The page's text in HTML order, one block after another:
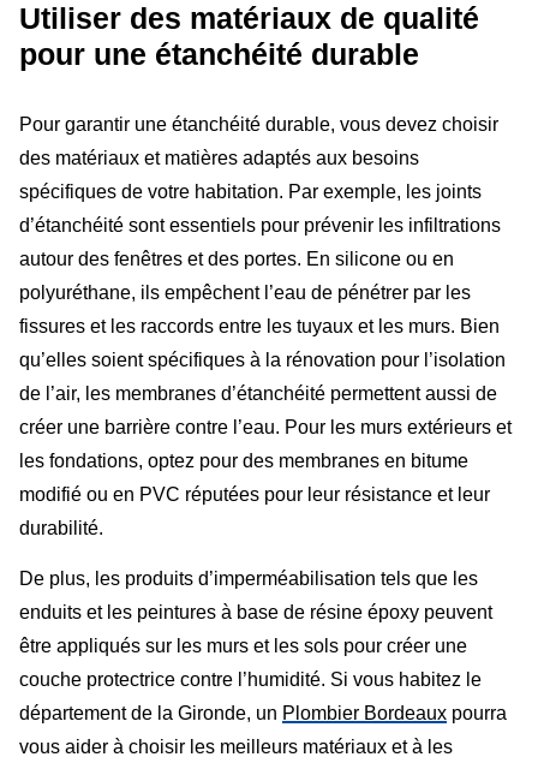
Utiliser des matériaux de qualité
pour une étanchéité durable
Pour garantir une étanchéité durable, vous devez choisir
des matériaux et matières adaptés aux besoins
spécifiques de votre habitation. Par exemple, les joints
d’étanchéité sont essentiels pour prévenir les infiltrations
autour des fenêtres et des portes. En silicone ou en
polyuréthane, ils empêchent l’eau de pénétrer par les
fissures et les raccords entre les tuyaux et les murs. Bien
qu’elles soient spécifiques à la rénovation pour l’isolation
de l’air, les membranes d’étanchéité permettent aussi de
créer une barrière contre l’eau. Pour les murs extérieurs et
les fondations, optez pour des membranes en bitume
modifié ou en PVC réputées pour leur résistance et leur
durabilité.
De plus, les produits d’imperméabilisation tels que les
enduits et les peintures à base de résine époxy peuvent
être appliqués sur les murs et les sols pour créer une
couche protectrice contre l’humidité. Si vous habitez le
département de la Gironde, un Plombier Bordeaux pourra
vous aider à choisir les meilleurs matériaux et à les